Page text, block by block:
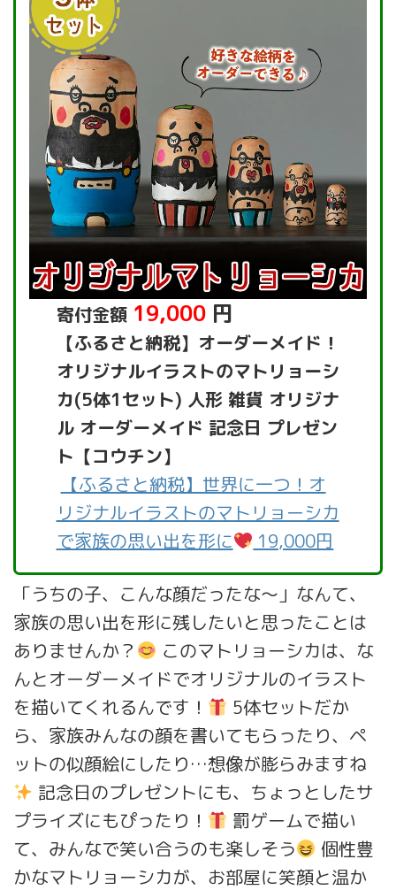
寄付金額 19,000円
【ふるさと納税】オーダーメイド！
オリジナルイラストのマトリョーシ
カ(5体1セット) 人形 雑貨 オリジナ
ル オーダーメイド 記念日 プレゼン
ト【コウチン】
【ふるさと納税】世界に一つ！オ
リジナルイラストのマトリョーシカ
で家族の思い出を形に
19,000円
「うちの子、こんな顔だったな〜」なんて、
家族の思い出を形に残したいと思ったことは
ありませんか？
このマトリョーシカは、な
んとオーダーメイドでオリジナルのイラスト
を描いてくれるんです！
5体セットだか
ら、家族みんなの顔を書いてもらったり、ペ
ットの似顔絵にしたり…想像が膨らみますね
記念日のプレゼントにも、ちょっとしたサ
プライズにもぴったり！
罰ゲームで描い
て、みんなで笑い合うのも楽しそう
個性豊
かなマトリョーシカが、お部屋に笑顔と温か